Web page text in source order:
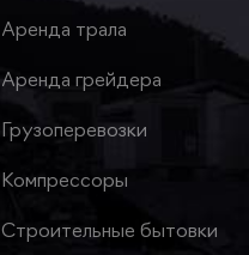
Аренда трала
Аренда грейдера
Грузоперевозки
Компрессоры
Строительные бытовки